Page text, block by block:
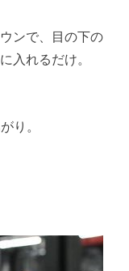
ンで、目の下の
入れるだけ。
り。